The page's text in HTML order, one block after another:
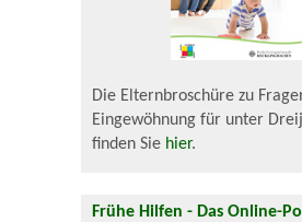
Die Elternbroschüre zu
Eingewöhnung für unter
finden Sie hier.
Frühe Hilfen - Das Online-